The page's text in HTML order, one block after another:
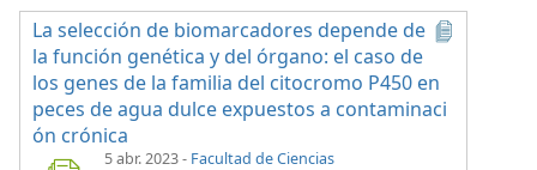
La selección de biomarcadores depende de
la función genética y del órgano: el caso de
los genes de la familia del citocromo P450 en
peces de agua dulce expuestos a contaminaci
ón crónica
5 abr. 2023- Facultad de Ciencias